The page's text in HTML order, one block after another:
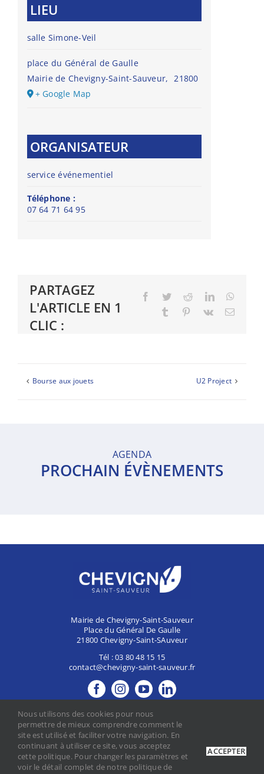
LIEU
salle Simone-Veil
place du Général de Gaulle
Mairie de Chevigny-Saint-Sauveur, 21800
+ Google Map
ORGANISATEUR
service événementiel
Téléphone :
07 64 71 64 95
PARTAGEZ
L'ARTICLE EN 1
CLIC :
Facebook
TwitterRedditLinkedIn
Tumblr Pinterest
Vk Email
Bourse aux jouets U2 Project
AGENDA
PROCHAIN ÉVÈNEMENTS
Mairie de Chevigny-Saint-Sauveur
Place du Général De Gaulle
21800 Chevigny-Saint-SAuveur
Tél :03 80 48 15 15
contact@chevigny-saint-sauveur.fr
MES DÉMARCHES
CONTACTER LA MAIRIE
Mentions légales
Politique de confidentialité
Nous utilisons des cookies pour nous
permettre de mieux comprendre comment le
site est utilisé et faciliter votre navigation. En
continuant à utiliser ce site, vous acceptez
cette politique. Pour changer les paramètres et
voir le détail complet de notre politique de
ACCEPTER